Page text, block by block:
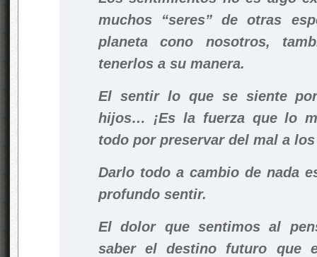
muchos “seres” de otras
planeta cono nosotros,
tenerlos a su manera.
El sentir lo que se siente
hijos… ¡Es la fuerza que lo
todo por preservar del mal a
Darlo todo a cambio de nada
profundo sentir.
El dolor que sentimos al
saber el destino futuro que